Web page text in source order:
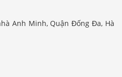
Anh Minh, Quận Đống Đa, Hà